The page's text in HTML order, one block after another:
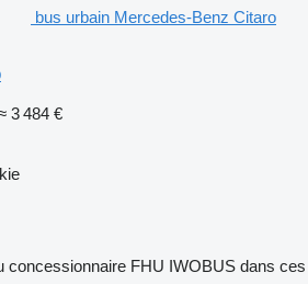
bus urbain Mercedes-Benz Citaro
3 484 €
concessionnaire FHU IWOBUS dans ces